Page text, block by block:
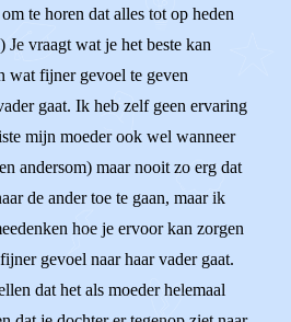
te horen dat alles tot op heden
vraagt wat je het beste kan
wat fijner gevoel te geven
gaat. Ik heb zelf geen ervaring
mijn moeder ook wel wanneer
andersom) maar nooit zo erg dat
de ander toe te gaan, maar ik
hoe je ervoor kan zorgen
gevoel naar haar vader gaat.
dat het als moeder helemaal